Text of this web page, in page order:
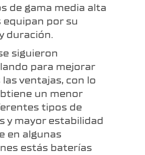
de gama media alta
equipan por su
duración.
siguieron
para mejorar
las ventajas, con lo
un menor
tipos de
y mayor estabilidad
en algunas
estás baterías